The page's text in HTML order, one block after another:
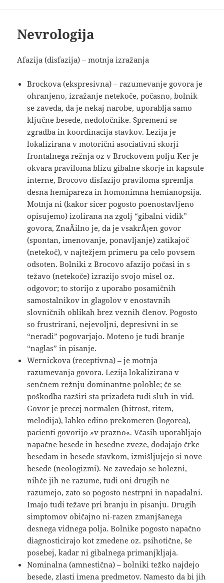
Nevrologija
Afazija (disfazija) – motnja izražanja
Brockova (ekspresivna) – razumevanje govora je
ohranjeno, izražanje netekoče, počasno, bolnik
se zaveda, da je nekaj narobe, uporablja samo
ključne besede, nedoločnike. Spremeni se
zgradba in koordinacija stavkov. Lezija je
lokalizirana v motorični asociativni skorji
frontalnega režnja oz v Brockovem polju Ker je
okvara praviloma blizu gibalne skorje in kapsule
interne, Brocovo disfazijo praviloma spremlja
desna hemipareza in homonimna hemianopsija.
Motnja ni (kakor sicer pogosto poenostavljeno
opisujemo) izolirana na zgolj “gibalni vidik”
govora, ZnaÄilno je, da je vsakrÅ¡en govor
(spontan, imenovanje, ponavljanje) zatikajoč
(netekoč), v najtežjem primeru pa celo povsem
odsoten. Bolniki z Brocovo afazijo počasi in s
težavo (netekoče) izrazijo svojo misel oz.
odgovor; to storijo z uporabo posamičnih
samostalnikov in glagolov v enostavnih
slovničnih oblikah brez veznih členov. Pogosto
so frustrirani, nejevoljni, depresivni in se
“neradi” pogovarjajo. Moteno je tudi branje
“naglas” in pisanje.
Wernickova (receptivna) – je motnja
razumevanja govora. Lezija lokalizirana v
senčnem režnju dominantne poloble; če se
poškodba razširi sta prizadeta tudi sluh in vid.
Govor je precej normalen (hitrost, ritem,
melodija), lahko edino prekomeren (logorea),
pacienti govorijo »v prazno«. Včasih uporabljajo
napačne besede in besedne zveze, dodajajo črke
besedam in besede stavkom, izmišljujejo si nove
besede (neologizmi). Ne zavedajo se bolezni,
nihče jih ne razume, tudi oni drugih ne
razumejo, zato so pogosto nestrpni in napadalni.
Imajo tudi težave pri branju in pisanju. Drugih
simptomov običajno ni-razen zmanjšanega
desnega vidnega polja. Bolnike pogosto napačno
diagnosticirajo kot zmedene oz. psihotične, še
posebej, kadar ni gibalnega primanjkljaja.
Nominalna (amnestična) – bolniki težko najdejo
besede, zlasti imena predmetov. Namesto da bi jih